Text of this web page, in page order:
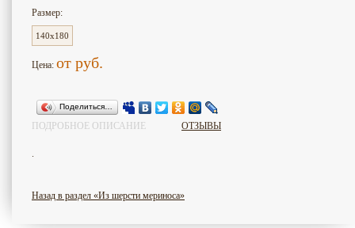
Размер:
140x180
Цена: от руб.
Поделиться…
ПОДРОБНОЕ ОПИСАНИЕ ОТЗЫВЫ
.
Назад в раздел «Из шерсти мериноса»